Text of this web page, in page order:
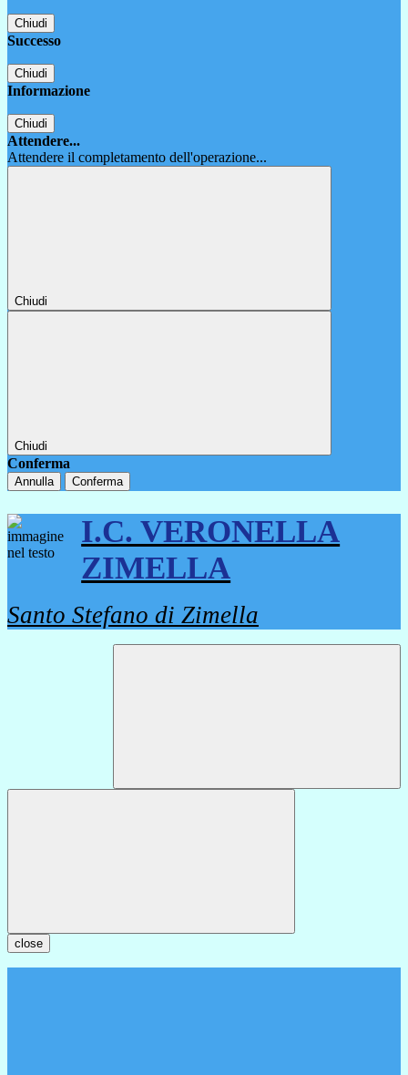
Chiudi
Successo
Chiudi
Informazione
Chiudi
Attendere...
Attendere il completamento dell'operazione...
Chiudi
Chiudi
Conferma
Annulla Conferma
I.C. VERONELLA
ZIMELLA
Santo Stefano di Zimella
close